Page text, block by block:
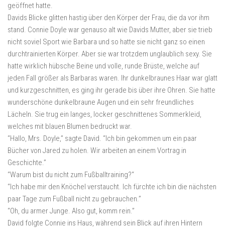
geöffnet hatte.
Davids Blicke glitten hastig über den Körper der Frau, die da vor ihm
stand. Connie Doyle war genauso alt wie Davids Mutter, aber sie trieb
nicht soviel Sport wie Barbara und so hatte sie nicht ganz so einen
durchtrainierten Körper. Aber sie war trotzdem unglaublich sexy. Sie
hatte wirklich hübsche Beine und volle, runde Brüste, welche auf
jeden Fall größer als Barbaras waren. Ihr dunkelbraunes Haar war glatt
und kurzgeschnitten, es ging ihr gerade bis über ihre Ohren. Sie hatte
wunderschöne dunkelbraune Augen und ein sehr freundliches
Lächeln. Sie trug ein langes, locker geschnittenes Sommerkleid,
welches mit blauen Blumen bedruckt war.
“Hallo, Mrs. Doyle,” sagte David. “Ich bin gekommen um ein paar
Bücher von Jared zu holen. Wir arbeiten an einem Vortrag in
Geschichte.”
“Warum bist du nicht zum Fußballtraining?“
“Ich habe mir den Knöchel verstaucht. Ich fürchte ich bin die nächsten
paar Tage zum Fußball nicht zu gebrauchen.”
“Oh, du armer Junge. Also gut, komm rein.”
David folgte Connie ins Haus, während sein Blick auf ihren Hintern